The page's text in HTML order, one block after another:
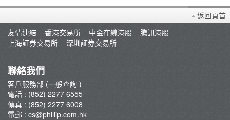
輝立簡介
分行資料
招聘人才
輝立保險/股票/期貨100%回佣計劃
新聞稿
返回頁首
友情連結
香港交易所 中金在線港股
騰訊港股
上海証券交易所
深圳証券交易所
聯絡我們
客戶服務部 (一般查詢 )
電話 : (852) 2277 6555
傳真 : (852) 2277 6008
電郵 : cs@phillip.com.hk